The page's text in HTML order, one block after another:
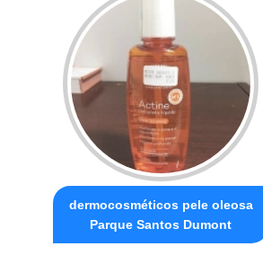
dermocosméticos pele oleosa
Parque Santos Dumont